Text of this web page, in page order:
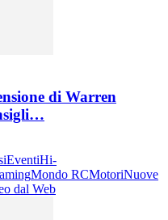
di Warren
EventiHi-
Mondo RCMotoriNuove
dal Web